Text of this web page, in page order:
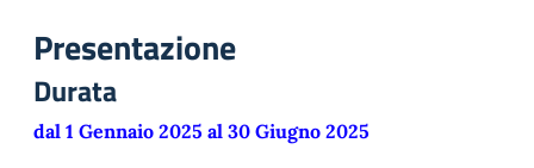
Presentazione
Durata
dal 1 Gennaio 2025 al 30 Giugno 2025